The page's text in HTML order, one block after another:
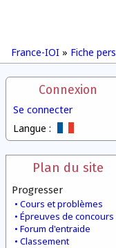
France-IOI » Fiche
Connexion
Se connecter
Langue :
Plan du site
Progresser
Cours et problèmes
Épreuves de concours
Forum d'entraide
Classement